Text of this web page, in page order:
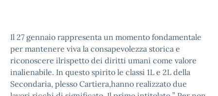
Il 27 gennaio rappresenta un momento fondamentale
per mantenere viva la consapevolezza storica e
riconoscere ilrispetto dei diritti umani come valore
inalienabile. In questo spirito le classi 1L e 2L della
Secondaria, plesso Cartiera,hanno realizzato due